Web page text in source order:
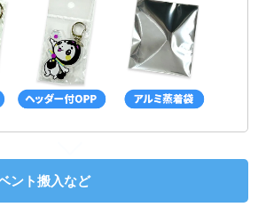
ント搬入など